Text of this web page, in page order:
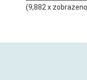
(9,882 x